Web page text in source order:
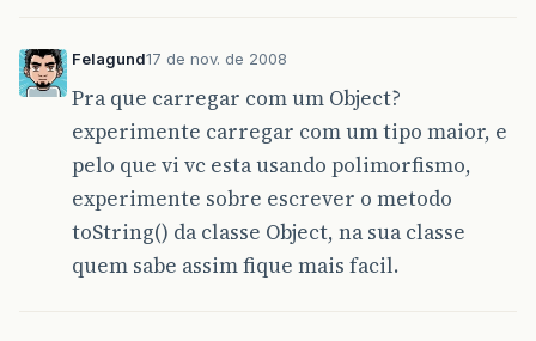
Felagund17 de nov. de 2008
Pra que carregar com um Object?
experimente carregar com um tipo maior, e
pelo que vi vc esta usando polimorfismo,
experimente sobre escrever o metodo
toString() da classe Object, na sua classe
quem sabe assim fique mais facil.